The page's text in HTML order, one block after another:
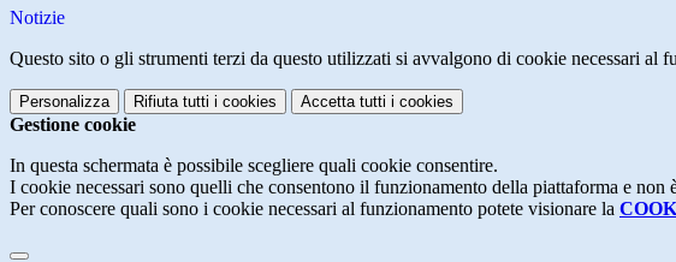
Notizie
Questo sito o gli strumenti terzi da questo utilizzati si avvalgono di cookie necessari al
Personalizza Rifiuta tutti i cookies Accetta tutti i cookies
Gestione cookie
In questa schermata è possibile scegliere quali cookie consentire.
I cookie necessari sono quelli che consentono il funzionamento della piattaforma e non
Per conoscere quali sono i cookie necessari al funzionamento potete visionare la